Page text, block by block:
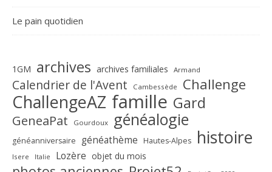
Le pain quotidien
1GM archives archives familiales Armand
Calendrier de l'Avent Cambessède Challenge
ChallengeAZ famille Gard
GeneaPat Gourdoux généalogie
généanniversaire généathème Hautes-Alpes histoire
Isere Italie Lozère objet du mois